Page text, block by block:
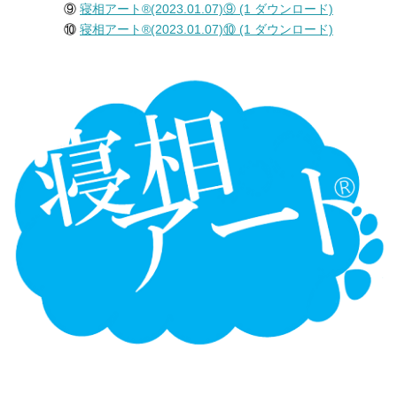
⑨ 寝相アート®︎(2023.01.07)⑨ (1 ダウンロード)
⑩ 寝相アート®︎(2023.01.07)⑩ (1 ダウンロード)